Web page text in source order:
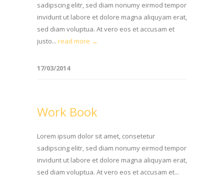
sadipscing elitr, sed diam nonumy eirmod tempor
invidunt ut labore et dolore magna aliquyam erat,
sed diam voluptua. At vero eos et accusam et
justo... read more →
17/03/2014
Work Book
Lorem ipsum dolor sit amet, consetetur
sadipscing elitr, sed diam nonumy eirmod tempor
invidunt ut labore et dolore magna aliquyam erat,
sed diam voluptua. At vero eos et accusam et...